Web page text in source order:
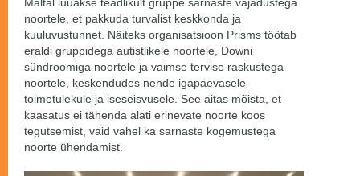
Maltal luuakse teadlikult gruppe sarnaste vajadustega
noortele, et pakkuda turvalist keskkonda ja
kuuluvustunnet. Näiteks organisatsioon Prisms töötab
eraldi gruppidega autistlikele noortele, Downi
sündroomiga noortele ja vaimse tervise raskustega
noortele, keskendudes nende igapäevasele
toimetulekule ja iseseisvusele. See aitas mõista, et
kaasatus ei tähenda alati erinevate noorte koos
tegutsemist, vaid vahel ka sarnaste kogemustega
noorte ühendamist.